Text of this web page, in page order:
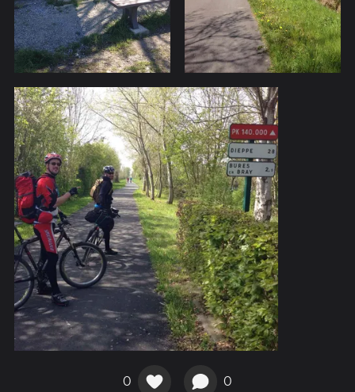
0 0